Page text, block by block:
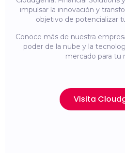
impulsar la innovación y
objetivo de potencializar
Conoce más de nuestra
poder de la nube y la
mercado para tu
Visita